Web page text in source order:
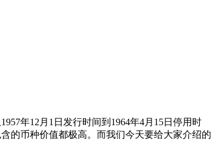
年12月1日发行时间到1964年4月15日停用时
的币种价值都极高。而我们今天要给大家介绍的